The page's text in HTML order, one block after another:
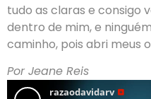
tudo as claras e consigo
dentro de mim, e
caminho, pois abri meus
Por Jeane Reis